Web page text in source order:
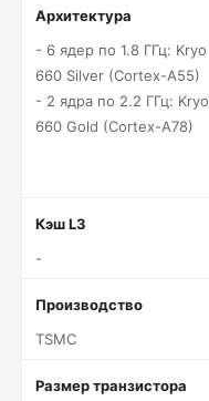
Архитектура
- 6 ядер по 1.8 ГГц: Kryo
660 Silver (Cortex-A55)
- 2 ядра по 2.2 ГГц: Kryo
660 Gold (Cortex-A78)
Кэш L3
-
Производство
TSMC
Размер транзистора